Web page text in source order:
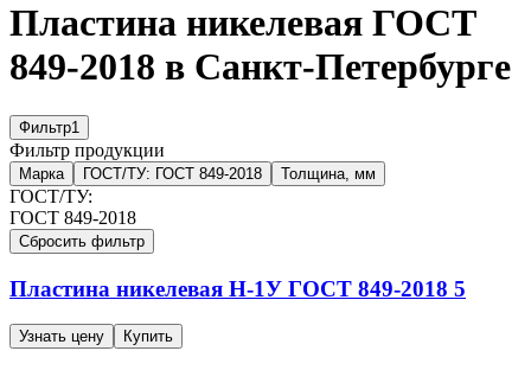
Пластина никелевая ГОСТ
849-2018 в Санкт-Петербурге
Фильтр1
Фильтр продукции
Марка ГОСТ/ТУ: ГОСТ 849-2018 Толщина, мм
ГОСТ/ТУ:
ГОСТ 849-2018
Сбросить фильтр
Пластина никелевая Н-1У ГОСТ 849-2018 5
Узнать цену Купить